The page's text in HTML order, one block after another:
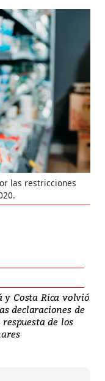
las restricciones
y Costa Rica volvió
declaraciones de
de los